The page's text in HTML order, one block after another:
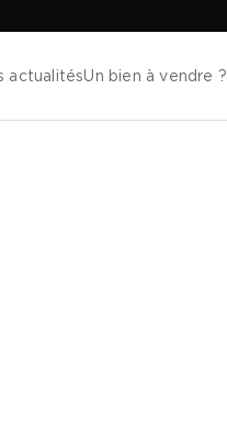
actualitésUn bien à vendre ?